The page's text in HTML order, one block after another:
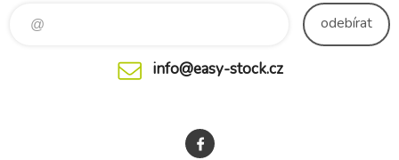
odebírat
info@easy-stock.cz